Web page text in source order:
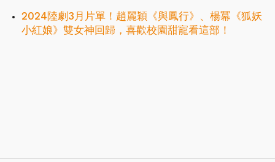
2024陸劇3月片單！趙麗穎《與鳳行》、楊冪《狐妖
小紅娘》雙女神回歸，喜歡校園甜寵看這部！